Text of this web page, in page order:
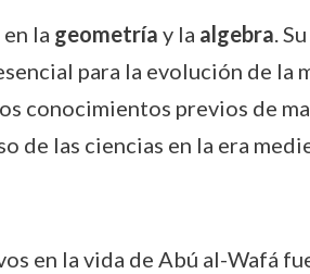
la geometría y la algebra.
para la evolución de la
conocimientos previos de
de las ciencias en la era
en la vida de Abú al-Wafá